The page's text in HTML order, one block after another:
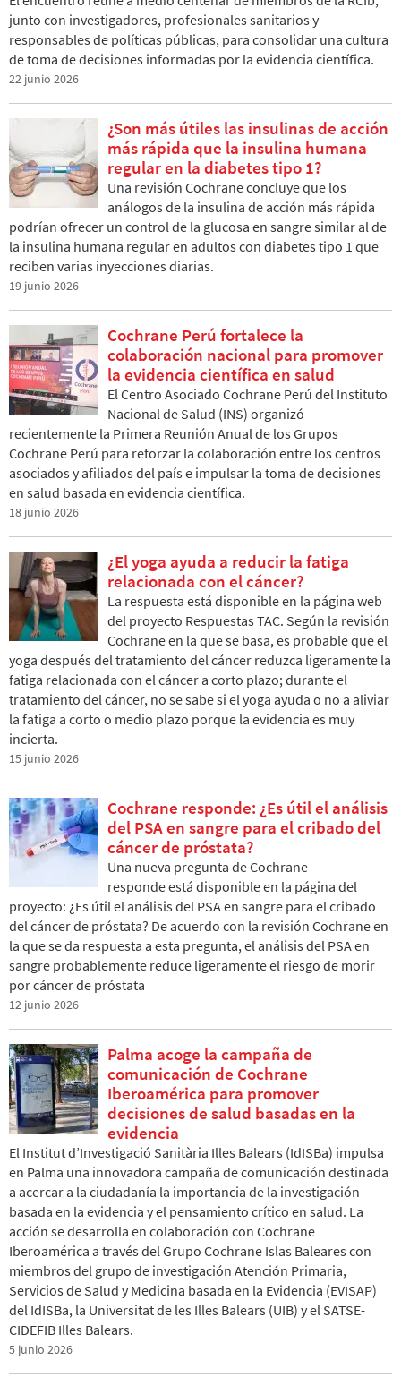
junto con investigadores, profesionales sanitarios y
responsables de políticas públicas, para consolidar una cultura
de toma de decisiones informadas por la evidencia científica.
22 junio 2026
¿Son más útiles las insulinas de acción
más rápida que la insulina humana
regular en la diabetes tipo 1?
Una revisión Cochrane concluye que los
análogos de la insulina de acción más rápida
podrían ofrecer un control de la glucosa en sangre similar al de
la insulina humana regular en adultos con diabetes tipo 1 que
reciben varias inyecciones diarias.
19 junio 2026
Cochrane Perú fortalece la
colaboración nacional para promover
la evidencia científica en salud
El Centro Asociado Cochrane Perú del Instituto
Nacional de Salud (INS) organizó
recientemente la Primera Reunión Anual de los Grupos
Cochrane Perú para reforzar la colaboración entre los centros
asociados y afiliados del país e impulsar la toma de decisiones
en salud basada en evidencia científica.
18 junio 2026
¿El yoga ayuda a reducir la fatiga
relacionada con el cáncer?
La respuesta está disponible en la página web
del proyecto Respuestas TAC. Según la revisión
Cochrane en la que se basa, es probable que el
yoga después del tratamiento del cáncer reduzca ligeramente la
fatiga relacionada con el cáncer a corto plazo; durante el
tratamiento del cáncer, no se sabe si el yoga ayuda o no a aliviar
la fatiga a corto o medio plazo porque la evidencia es muy
incierta.
15 junio 2026
Cochrane responde: ¿Es útil el análisis
del PSA en sangre para el cribado del
cáncer de próstata?
Una nueva pregunta de Cochrane
responde está disponible en la página del
proyecto: ¿Es útil el análisis del PSA en sangre para el cribado
del cáncer de próstata? De acuerdo con la revisión Cochrane en
la que se da respuesta a esta pregunta, el análisis del PSA en
sangre probablemente reduce ligeramente el riesgo de morir
por cáncer de próstata
12 junio 2026
Palma acoge la campaña de
comunicación de Cochrane
Iberoamérica para promover
decisiones de salud basadas en la
evidencia
El Institut d’Investigació Sanitària Illes Balears (IdISBa) impulsa
en Palma una innovadora campaña de comunicación destinada
a acercar a la ciudadanía la importancia de la investigación
basada en la evidencia y el pensamiento crítico en salud. La
acción se desarrolla en colaboración con Cochrane
Iberoamérica a través del Grupo Cochrane Islas Baleares con
miembros del grupo de investigación Atención Primaria,
Servicios de Salud y Medicina basada en la Evidencia (EVISAP)
del IdISBa, la Universitat de les Illes Balears (UIB) y el SATSE-
CIDEFIB Illes Balears.
5 junio 2026